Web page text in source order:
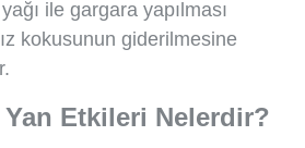
ile gargara yapılması
kokusunun giderilmesine
Yan Etkileri Nelerdir?